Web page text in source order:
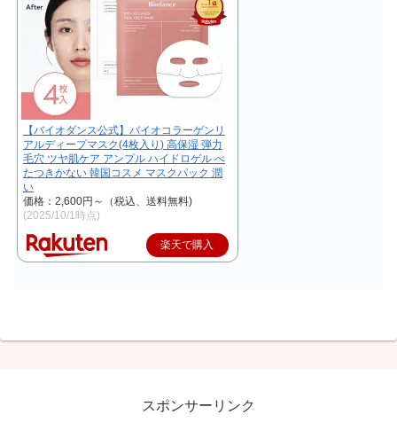
【バイオダンス公式】バイオコラーゲンリ
アルディープマスク(4枚入り) 高保湿 弾力
毛穴 ツヤ肌ケア アンプル ハイドロゲル べ
たつきかない 韓国コスメ マスクパック 潤
い
価格：2,600円～（税込、送料無料)
(2025/10/1時点)
楽天で購入
スポンサーリンク